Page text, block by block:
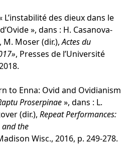
L’instabilité des dieux dans le
d’Ovide », dans : H. Casanova-
M. Moser (dir.),Actes du
, Presses de l’Université
to Enna: Ovid and Ovidianism
Proserpinae», dans : L.
(dir.), Repeat Performances:
and the
Wisc., 2016, p. 249-278.